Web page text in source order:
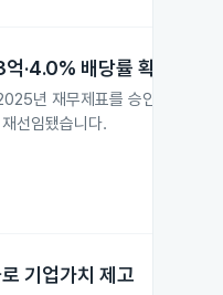
·4.0% 배당률 확정
년 재무제표를 승인하고 1
선임됐습니다.
기업가치 제고